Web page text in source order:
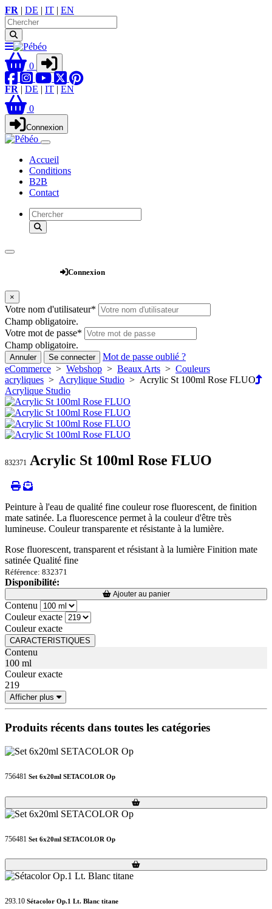
FR | DE | IT | EN
0
FR | DE | IT | EN
0
Connexion
Accueil
Conditions
B2B
Contact
Connexion
×
Votre nom d'utilisateur*
Champ obligatoire.
Votre mot de passe*
Champ obligatoire.
Annuler Se connecter
Mot de passe oublié ?
eCommerce > Webshop > Beaux Arts > Couleurs
acryliques > Acrylique Studio > Acrylic St 100ml Rose FLUO
Acrylique Studio
832371 Acrylic St 100ml Rose FLUO
Peinture à l'eau de qualité fine couleur rose fluorescent, de finition
mate satinée. La fluorescence permet à la couleur d'être très
lumineuse. Couleur transparente et résistante à la lumière.
Rose fluorescent, transparent et résistant à la lumière Finition mate
satinée Qualité fine
Référence: 832371
Disponibilité:
Loading...
Loading... Ajouter au panier
Contenu
Couleur exacte
Couleur exacte
CARACTERISTIQUES
Contenu
100 ml
Couleur exacte
219
Afficher plus
Produits récents dans toutes les catégories
756481 Set 6x20ml SETACOLOR Op
Loading...
Loading...
756481 Set 6x20ml SETACOLOR Op
Loading...
Loading...
293.10 Sétacolor Op.1 Lt. Blanc titane